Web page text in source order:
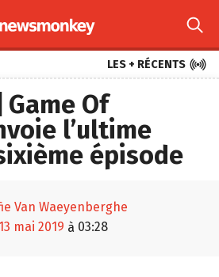

LES + RÉCENTS 
Game Of
l’ultime
épisode
Van Waeyenberghe
mai 2019 à 03:28